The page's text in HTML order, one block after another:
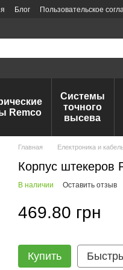
Блог Пользовательское
Remco
Системы
точного
высева
Главная Електроника и
Корпус штекеров
В наличии Оставить отзыв
469.80 грн
Купить